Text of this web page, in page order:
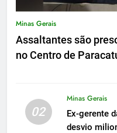
Minas Gerais
Assaltantes são
no Centro de
02
Minas Gerais
Ex-gerente
desvio